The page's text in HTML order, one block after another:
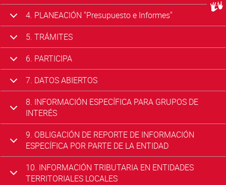
4. PLANEACIÓN "Presupuesto e Informes"
5. TRÁMITES
6. PARTICIPA
7. DATOS ABIERTOS
8. INFORMACIÓN ESPECÍFICA PARA GRUPOS DE
INTERÉS
9. OBLIGACIÓN DE REPORTE DE INFORMACIÓN
ESPECÍFICA POR PARTE DE LA ENTIDAD
10. INFORMACIÓN TRIBUTARIA EN ENTIDADES
TERRITORIALES LOCALES